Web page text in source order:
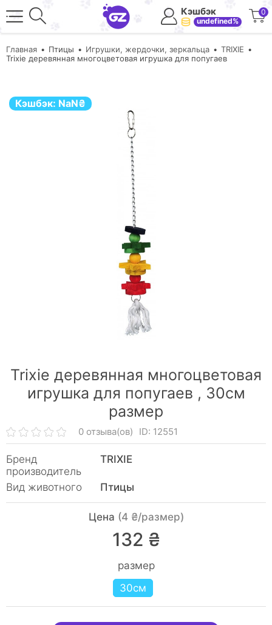
Кэшбэк
undefined%
0
Главная Птицы Игрушки, жердочки, зеркальца
TRIXIE
Trixie деревянная многоцветовая игрушка для попугаев
Кэшбэк: NaN₴
Trixie деревянная многоцветовая
игрушка для попугаев , 30см
размер
0 отзыва(ов) ID: 12551
Бренд
производитель
TRIXIE
Вид животного Птицы
Цена (4 ₴/размер)
132 ₴
размер
30см